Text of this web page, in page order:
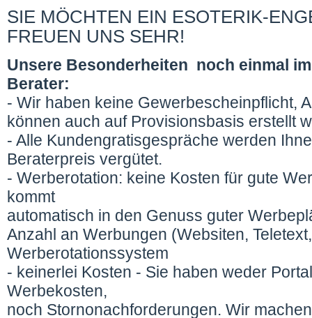
SIE MÖCHTEN EIN ESOTERIK-
FREUEN UNS SEHR!
Unsere Besonderheiten noch einmal
Berater:
- Wir haben keine Gewerbescheinpflicht,
können auch auf Provisionsbasis erstellt
- Alle Kundengratisgespräche werden
Beraterpreis vergütet.
- Werberotation: keine Kosten für gute
kommt
automatisch in den Genuss guter
Anzahl an Werbungen (Websiten,
Werberotationssystem
- keinerlei Kosten - Sie haben weder
Werbekosten,
noch Stornonachforderungen. Wir